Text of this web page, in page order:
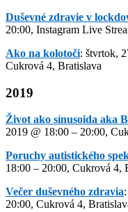
Duševné zdravie v
20:00, Instagram Live
Ako na kolotoči: štvrtok,
Cukrová 4, Bratislava
2019
Život ako sínusoida aka
2019 @ 18:00 – 20:00,
Poruchy autistického
18:00 – 20:00, Cukrová 4,
Večer duševného zdravia
20:00, Cukrová 4,